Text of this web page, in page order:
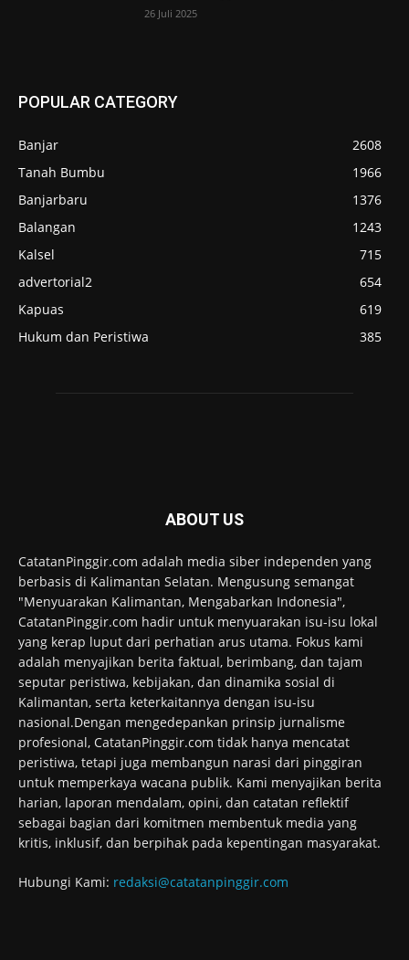
26 Juli 2025
POPULAR CATEGORY
Banjar
2608
Tanah Bumbu
1966
Banjarbaru
1376
Balangan
1243
Kalsel
715
advertorial2
654
Kapuas
619
Hukum dan Peristiwa
385
ABOUT US
CatatanPinggir.com adalah media siber independen yang
berbasis di Kalimantan Selatan. Mengusung semangat
"Menyuarakan Kalimantan, Mengabarkan Indonesia",
CatatanPinggir.com hadir untuk menyuarakan isu-isu lokal
yang kerap luput dari perhatian arus utama. Fokus kami
adalah menyajikan berita faktual, berimbang, dan tajam
seputar peristiwa, kebijakan, dan dinamika sosial di
Kalimantan, serta keterkaitannya dengan isu-isu
nasional.Dengan mengedepankan prinsip jurnalisme
profesional, CatatanPinggir.com tidak hanya mencatat
peristiwa, tetapi juga membangun narasi dari pinggiran
untuk memperkaya wacana publik. Kami menyajikan berita
harian, laporan mendalam, opini, dan catatan reflektif
sebagai bagian dari komitmen membentuk media yang
kritis, inklusif, dan berpihak pada kepentingan masyarakat.
Hubungi Kami: redaksi@catatanpinggir.com